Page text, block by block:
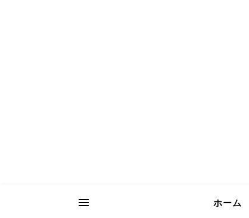
ホーム